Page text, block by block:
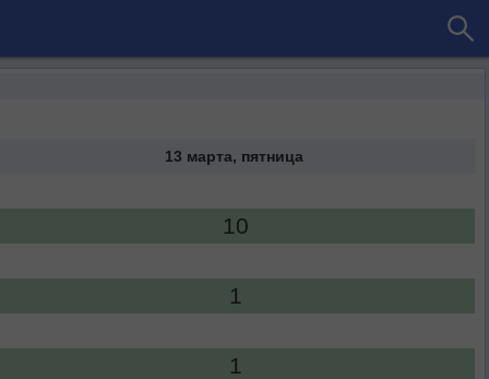
13 марта, пятница
10
1
1